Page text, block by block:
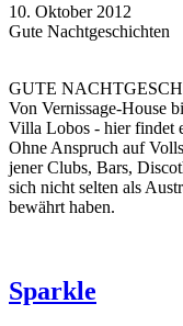
10. Oktober 2012
Gute Nachtgeschichten
GUTE
Von Vernissage-House
Villa Lobos - hier findet
Ohne Anspruch auf
jener Clubs, Bars,
sich nicht selten als
bewährt haben.
Sparkle